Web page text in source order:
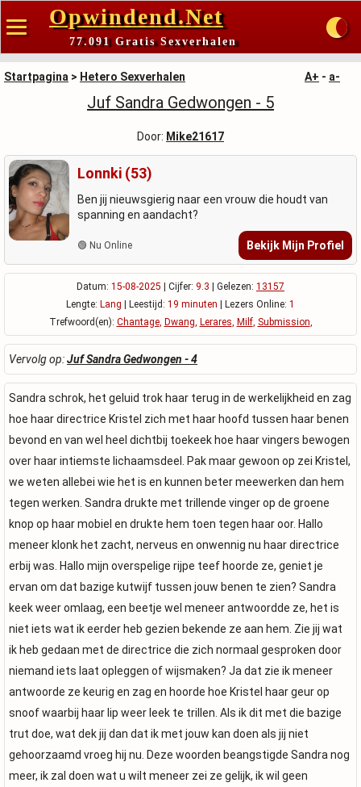
Opwindend.Net
77.091 Gratis Sexverhalen
Startpagina > Hetero Sexverhalen A+ - a-
Juf Sandra Gedwongen - 5
Door: Mike21617
Lonnki (53)
Ben jij nieuwsgierig naar een vrouw die houdt van
spanning en aandacht?
🟢 Nu Online Bekijk Mijn Profiel
Datum: 15-08-2025 | Cijfer: 9.3 | Gelezen: 13157
Lengte: Lang | Leestijd: 19 minuten | Lezers Online: 1
Trefwoord(en): Chantage, Dwang, Lerares, Milf, Submission,
Vervolg op:Juf Sandra Gedwongen - 4
Sandra schrok, het geluid trok haar terug in de werkelijkheid en zag
hoe haar directrice Kristel zich met haar hoofd tussen haar benen
bevond en van wel heel dichtbij toekeek hoe haar vingers bewogen
over haar intiemste lichaamsdeel. Pak maar gewoon op zei Kristel,
we weten allebei wie het is en kunnen beter meewerken dan hem
tegen werken. Sandra drukte met trillende vinger op de groene
knop op haar mobiel en drukte hem toen tegen haar oor. Hallo
meneer klonk het zacht, nerveus en onwennig nu haar directrice
erbij was. Hallo mijn overspelige rijpe teef hoorde ze, geniet je
ervan om dat bazige kutwijf tussen jouw benen te zien? Sandra
keek weer omlaag, een beetje wel meneer antwoordde ze, het is
niet iets wat ik eerder heb gezien bekende ze aan hem. Zie jij wat
ik heb gedaan met de directrice die zich normaal gesproken door
niemand iets laat opleggen of wijsmaken? Ja dat zie ik meneer
antwoorde ze keurig en zag en hoorde hoe Kristel haar geur op
snoof waarbij haar lip weer leek te trillen. Als ik dit met die bazige
trut doe, wat dek jij dan dat ik met jouw kan doen als jij niet
gehoorzaamd vroeg hij nu. Deze woorden beangstigde Sandra nog
meer, ik zal doen wat u wilt meneer zei ze gelijk, ik wil geen